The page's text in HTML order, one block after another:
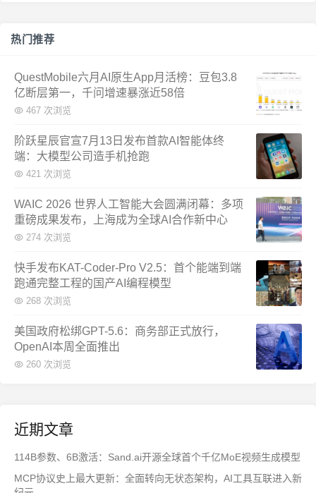
热门推荐
QuestMobile六月AI原生App月活榜：豆包3.8
亿断层第一，千问增速暴涨近58倍
467 次浏览
阶跃星辰官宣7月13日发布首款AI智能体终
端：大模型公司造手机抢跑
421 次浏览
WAIC 2026 世界人工智能大会圆满闭幕：多项
重磅成果发布，上海成为全球AI合作新中心
274 次浏览
快手发布KAT-Coder-Pro V2.5：首个能端到端
跑通完整工程的国产AI编程模型
268 次浏览
美国政府松绑GPT-5.6：商务部正式放行，
OpenAI本周全面推出
260 次浏览
近期文章
114B参数、6B激活：Sand.ai开源全球首个千亿MoE视频生成模型
MCP协议史上最大更新：全面转向无状态架构，AI工具互联进入新